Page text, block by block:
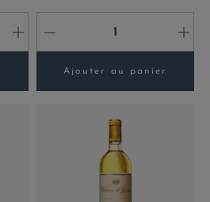
+ - +
Ajouter au panier